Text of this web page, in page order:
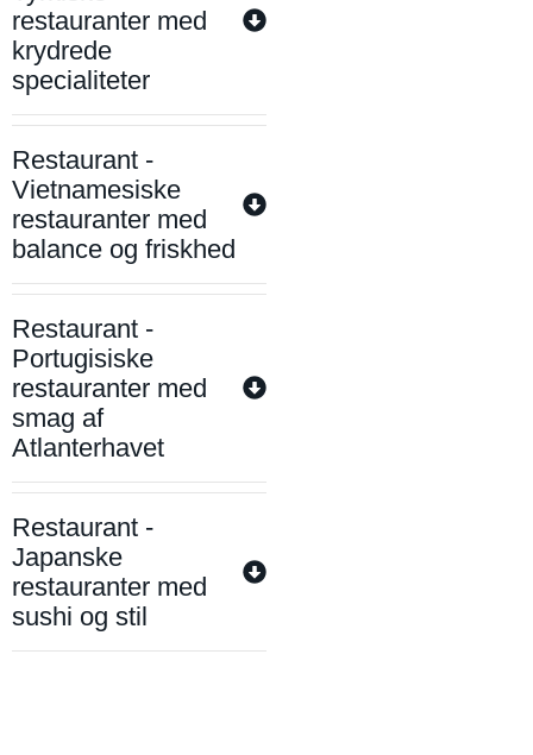
restauranter med
krydrede
specialiteter
Restaurant -
Vietnamesiske
restauranter med
balance og friskhed
Restaurant -
Portugisiske
restauranter med
smag af
Atlanterhavet
Restaurant -
Japanske
restauranter med
sushi og stil